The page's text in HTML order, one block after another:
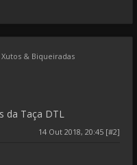
Xutos & Biqueiradas
da Taça DTL
14 Out 2018, 20:45 [#2]